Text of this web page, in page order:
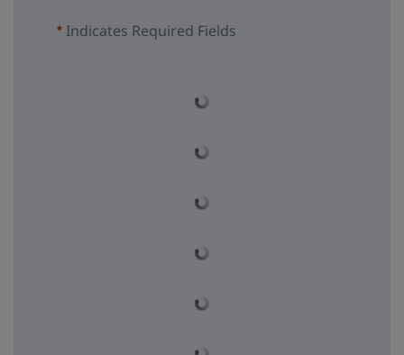
Indicates Required Fields